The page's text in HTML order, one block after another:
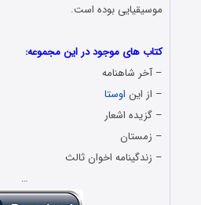
موسیقیایی بوده است.
کتاب های موجود در این مجموعه:
– آخر شاهنامه
– از این اوستا
– گزیده اشعار
– زمستان
– زندگینامه اخوان ثالث
…